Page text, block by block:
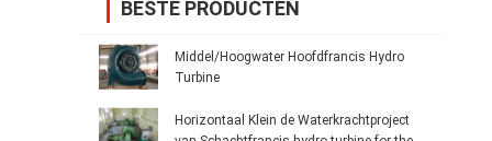
BESTE PRODUCTEN
Middel/Hoogwater Hoofdfrancis Hydro
Turbine
Horizontaal Klein de Waterkrachtproject